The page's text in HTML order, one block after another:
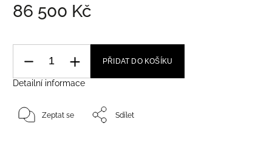
86 500 Kč
PŘIDAT DO KOŠÍKU
Detailní informace
Zeptat se Sdílet